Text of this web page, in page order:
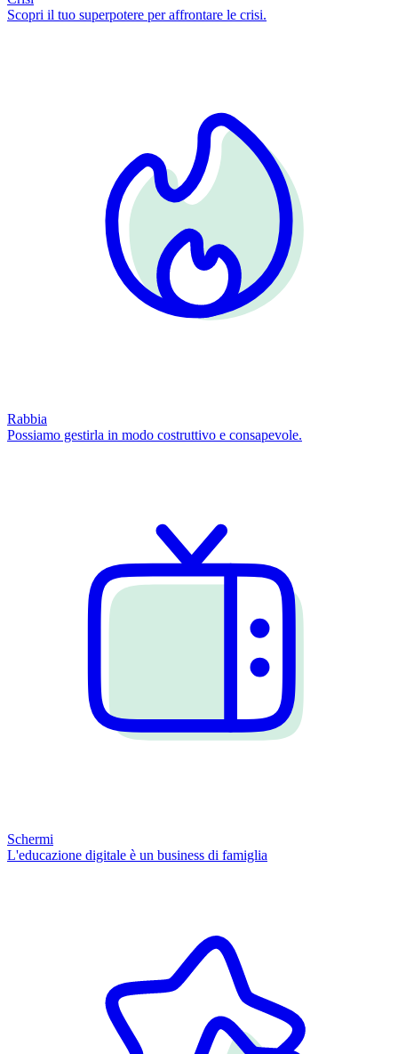
Scopri il tuo superpotere per affrontare le crisi.
Rabbia
Possiamo gestirla in modo costruttivo e consapevole.
Schermi
L'educazione digitale è un business di famiglia